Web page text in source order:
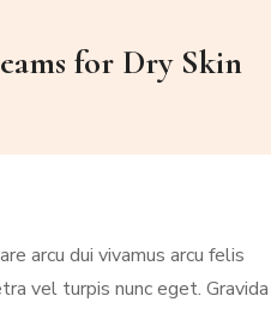
for Dry Skin
arcu dui vivamus arcu felis
vel turpis nunc eget. Gravida